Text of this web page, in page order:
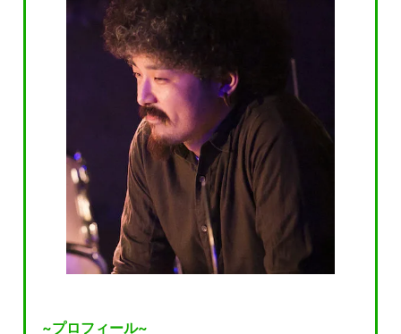
~プロフィール~